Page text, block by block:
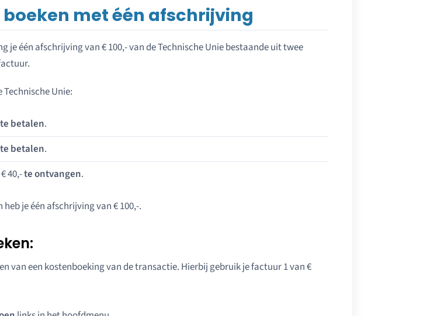
met één afschrijving
je één afschrijving van € 100,- van de Technische Unie bestaande uit twee
Unie:
te betalen.
te betalen.
40,-te ontvangen.
je één afschrijving van € 100,-.
van een kostenboeking van de transactie. Hierbij gebruik je factuur 1 van €